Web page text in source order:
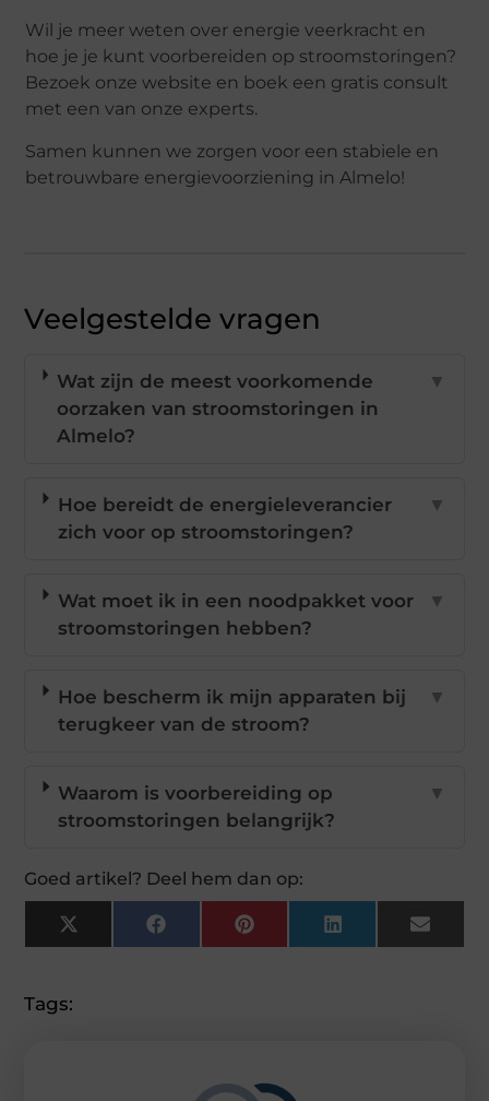
Wil je meer weten over energie veerkracht en
hoe je je kunt voorbereiden op stroomstoringen?
Bezoek onze website en boek een gratis consult
met een van onze experts.
Samen kunnen we zorgen voor een stabiele en
betrouwbare energievoorziening in Almelo!
Veelgestelde vragen
Wat zijn de meest voorkomende
oorzaken van stroomstoringen in
Almelo?
▼
Hoe bereidt de energieleverancier
zich voor op stroomstoringen?
▼
Wat moet ik in een noodpakket voor
stroomstoringen hebben?
▼
Hoe bescherm ik mijn apparaten bij
terugkeer van de stroom?
▼
Waarom is voorbereiding op
stroomstoringen belangrijk?
▼
Goed artikel? Deel hem dan op:
X
(Twitter)
FacebookPinterestLinkedInEmail
Tags: